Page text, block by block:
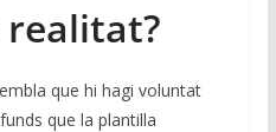
realitat?
que hi hagi voluntat
que la plantilla